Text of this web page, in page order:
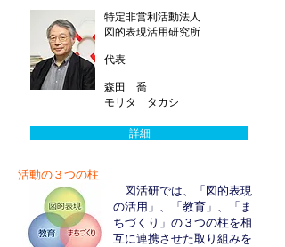
特定非営利活動法人​
図的表現活用研究所
代表
森田 喬
モリタ タカシ
詳細
活動の３つの柱
図活研では、「図的表現
の活用」、「教育」、「ま
ちづくり」の３つの柱を相
互に連携させた取り組みを